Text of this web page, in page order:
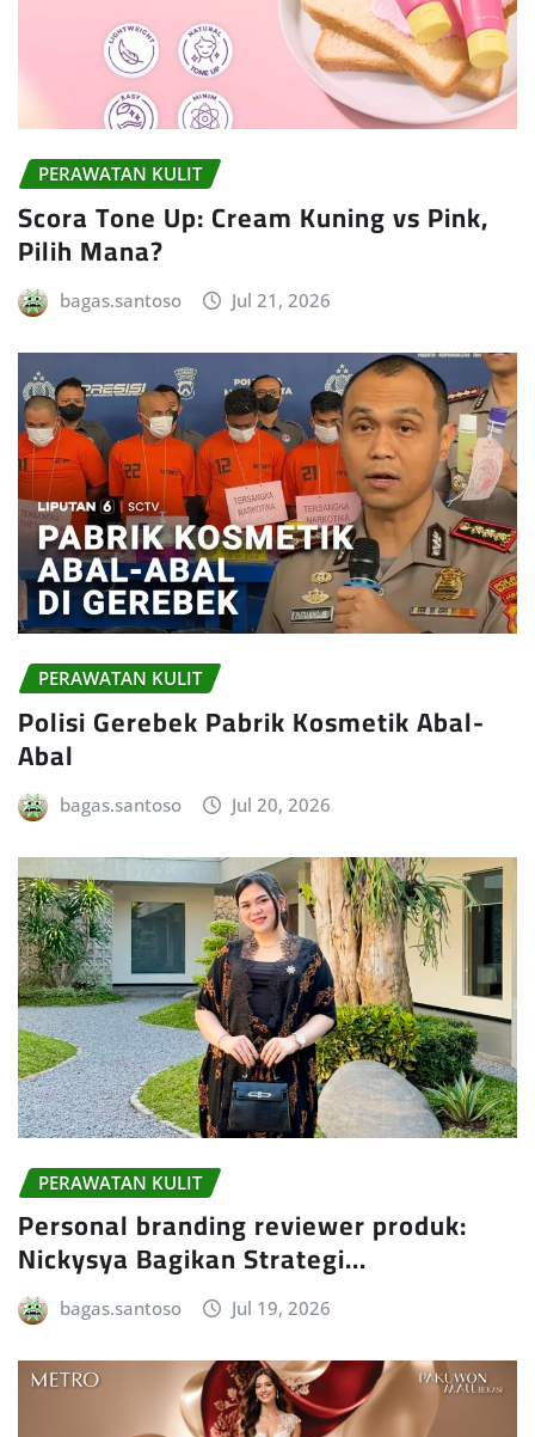
PERAWATAN KULIT
Scora Tone Up: Cream Kuning vs Pink,
Pilih Mana?
bagas.santoso Jul 21, 2026
PERAWATAN KULIT
Polisi Gerebek Pabrik Kosmetik Abal-
Abal
bagas.santoso Jul 20, 2026
PERAWATAN KULIT
Personal branding reviewer produk:
Nickysya Bagikan Strategi…
bagas.santoso Jul 19, 2026